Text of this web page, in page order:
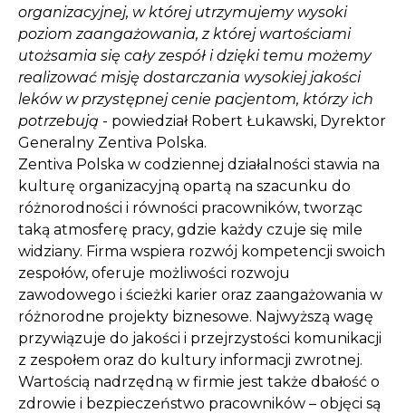
organizacyjnej, w której utrzymujemy wysoki
poziom zaangażowania, z której wartościami
utożsamia się cały zespół i dzięki temu możemy
realizować misję dostarczania wysokiej jakości
leków w przystępnej cenie pacjentom, którzy ich
potrzebują - powiedział Robert Łukawski, Dyrektor
Generalny Zentiva Polska.
Zentiva Polska w codziennej działalności stawia na
kulturę organizacyjną opartą na szacunku do
różnorodności i równości pracowników, tworząc
taką atmosferę pracy, gdzie każdy czuje się mile
widziany. Firma wspiera rozwój kompetencji swoich
zespołów, oferuje możliwości rozwoju
zawodowego i ścieżki karier oraz zaangażowania w
różnorodne projekty biznesowe. Najwyższą wagę
przywiązuje do jakości i przejrzystości komunikacji
z zespołem oraz do kultury informacji zwrotnej.
Wartością nadrzędną w firmie jest także dbałość o
zdrowie i bezpieczeństwo pracowników – objęci są